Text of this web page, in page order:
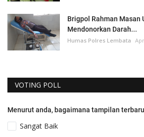
Brigpol Rahman Masan
Mendonorkan Darah...
Humas Polres Lembata
VOTING POLL
Menurut anda, bagaimana tampilan
Sangat Baik